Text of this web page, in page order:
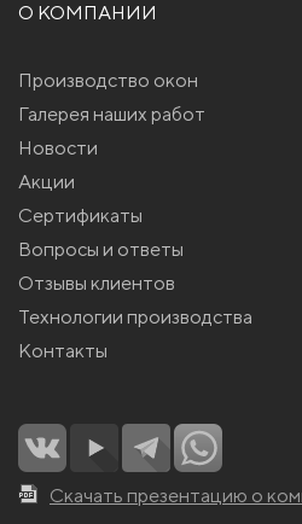
О КОМПАНИИ
Производство окон
Галерея наших работ
Новости
Акции
Сертификаты
Вопросы и ответы
Отзывы клиентов
Технологии производства
Контакты
Скачать презентацию о